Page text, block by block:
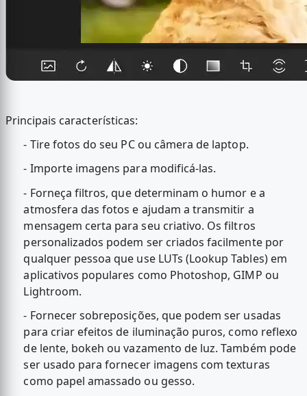
Principais características:
- Tire fotos do seu PC ou câmera de laptop.
- Importe imagens para modificá-las.
- Forneça filtros, que determinam o humor e a
atmosfera das fotos e ajudam a transmitir a
mensagem certa para seu criativo. Os filtros
personalizados podem ser criados facilmente por
qualquer pessoa que use LUTs (Lookup Tables) em
aplicativos populares como Photoshop, GIMP ou
Lightroom.
- Fornecer sobreposições, que podem ser usadas
para criar efeitos de iluminação puros, como reflexo
de lente, bokeh ou vazamento de luz. Também pode
ser usado para fornecer imagens com texturas
como papel amassado ou gesso.